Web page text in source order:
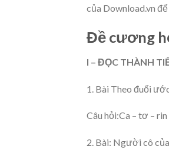
của Download.vn
Đề cương
I – ĐỌC THÀNH
1. Bài Theo đuổi
Câu hỏi:Ca – tơ –
2. Bài: Người cô